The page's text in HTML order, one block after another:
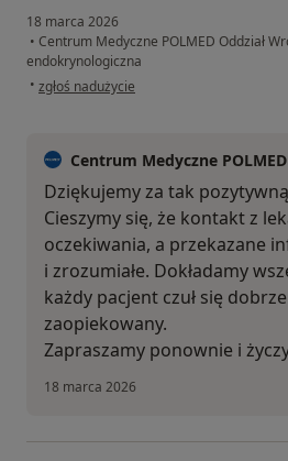
18 marca 2026
• Centrum Medyczne POLMED Oddział
endokrynologiczna
• w opinii użytkownika Pacjent
zgłoś nadużycie
Centrum Medyczne
Dziękujemy za tak
Cieszymy się, że kontakt z
oczekiwania, a przekazane
i zrozumiałe. Dokładamy
każdy pacjent czuł się
zaopiekowany.
Zapraszamy ponownie i
18 marca 2026